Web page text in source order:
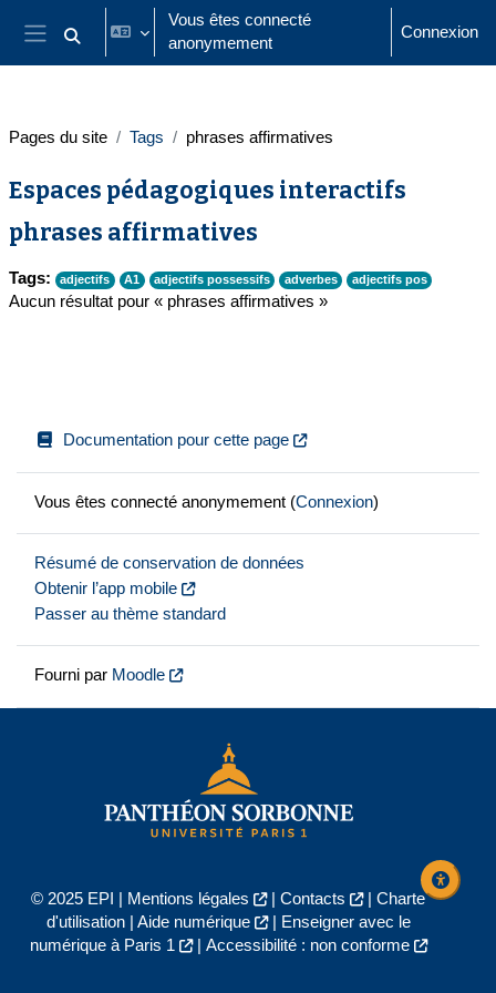
Passer au contenu principal
Panneau latéral
Activer/désactiver la saisie de recherche
Vous êtes connecté
anonymement
Connexion
Pages du site Tags phrases affirmatives
Espaces pédagogiques interactifs
phrases affirmatives
Tags: adjectifs A1 adjectifs possessifs adverbes adjectifs pos
Aucun résultat pour « phrases affirmatives »
Documentation pour cette page
Vous êtes connecté anonymement (Connexion)
Résumé de conservation de données
Obtenir l’app mobile
Passer au thème standard
Fourni par Moodle
© 2025 EPI | Mentions légales | Contacts | Charte
d'utilisation| Aide numérique |
Enseigner avec le
numérique à Paris 1
| Accessibilité : non conforme